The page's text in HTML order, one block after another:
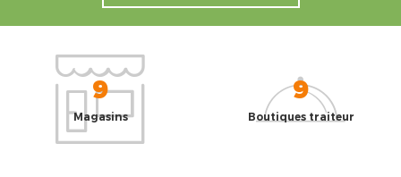
9
Magasins
9
Boutiques traiteur